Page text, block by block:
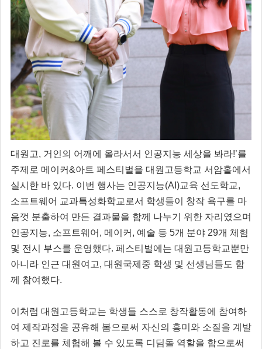
대원고, 거인의 어깨에 올라서서 인공지능 세상을 봐라!’를
주제로 메이커&아트 페스티벌을 대원고등학교 서암홀에서
실시한 바 있다. 이번 행사는 인공지능(AI)교육 선도학교,
소프트웨어 교과특성화학교로서 학생들이 창작 욕구를 마
음껏 분출하여 만든 결과물을 함께 나누기 위한 자리였으며
인공지능, 소프트웨어, 메이커, 예술 등 5개 분야 29개 체험
및 전시 부스를 운영했다. 페스티벌에는 대원고등학교뿐만
아니라 인근 대원여고, 대원국제중 학생 및 선생님들도 함
께 참여했다.
이처럼 대원고등학교는 학생들 스스로 창작활동에 참여하
여 제작과정을 공유해 봄으로써 자신의 흥미와 소질을 계발
하고 진로를 체험해 볼 수 있도록 디딤돌 역할을 함으로써